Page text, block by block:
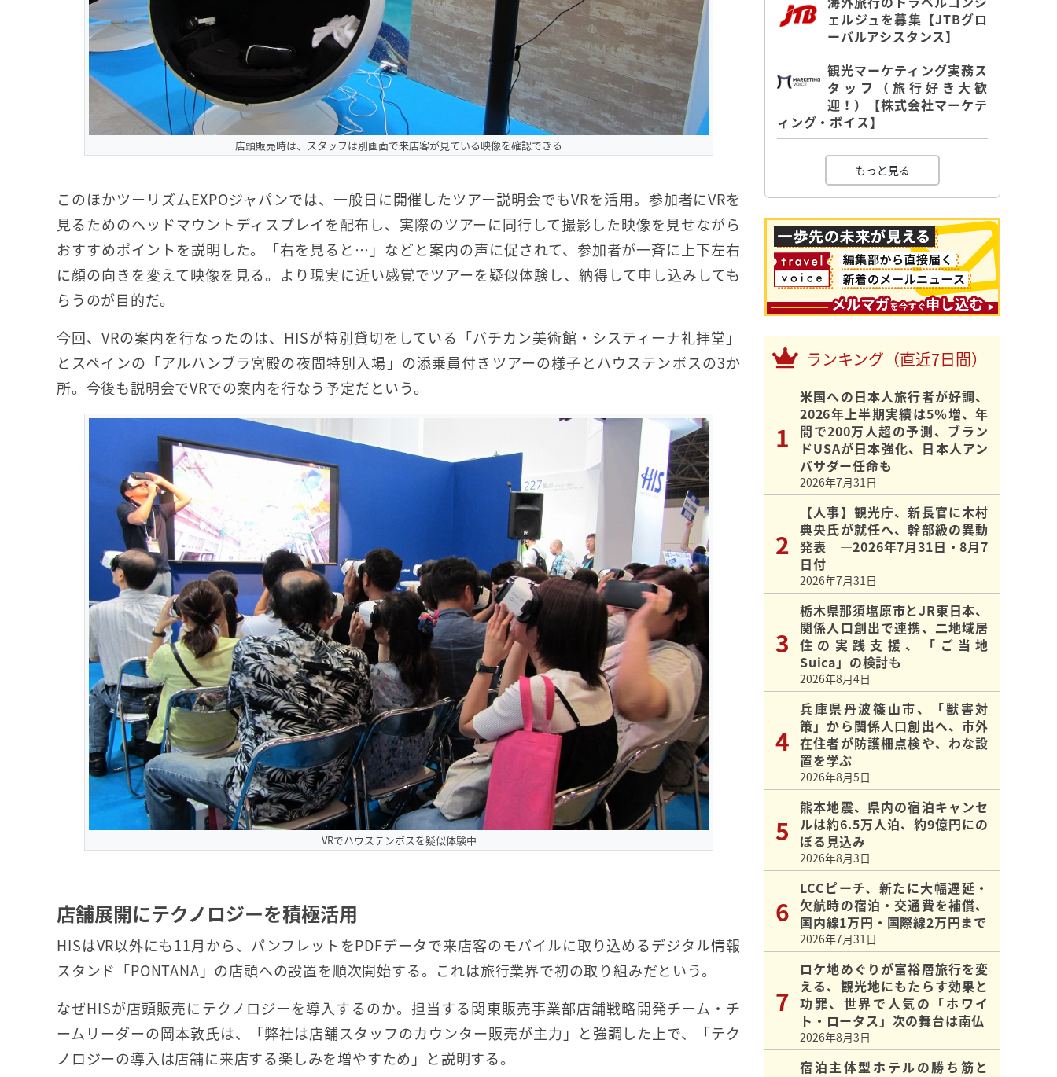
店頭販売時は、スタッフは別画面で来店客が見ている映像を確認できる
このほかツーリズムEXPOジャパンでは、一般日に開催したツアー説明会でもVRを活用。参加者にVRを
見るためのヘッドマウントディスプレイを配布し、実際のツアーに同行して撮影した映像を見せながら
おすすめポイントを説明した。「右を見ると…」などと案内の声に促されて、参加者が一斉に上下左右
に顔の向きを変えて映像を見る。より現実に近い感覚でツアーを疑似体験し、納得して申し込みしても
らうのが目的だ。
今回、VRの案内を行なったのは、HISが特別貸切をしている「バチカン美術館・システィーナ礼拝堂」
とスペインの「アルハンブラ宮殿の夜間特別入場」の添乗員付きツアーの様子とハウステンボスの3か
所。今後も説明会でVRでの案内を行なう予定だという。
VRでハウステンボスを疑似体験中
店舗展開にテクノロジーを積極活用
HISはVR以外にも11月から、パンフレットをPDFデータで来店客のモバイルに取り込めるデジタル情報
スタンド「PONTANA」の店頭への設置を順次開始する。これは旅行業界で初の取り組みだという。
なぜHISが店頭販売にテクノロジーを導入するのか。担当する関東販売事業部店舗戦略開発チーム・チ
ームリーダーの岡本敦氏は、「弊社は店舗スタッフのカウンター販売が主力」と強調した上で、「テク
ノロジーの導入は店舗に来店する楽しみを増やすため」と説明する。
ェルジュを募集【JTBグロ
ーバルアシスタンス】
観光マーケティング実務ス
タッフ（旅行好き大歓
迎！）【株式会社マーケテ
ィング・ボイス】
もっと見る
ランキング（直近7日間）
米国への日本人旅行者が好調、
2026年上半期実績は5％増、年
間で200万人超の予測、ブラン
ドUSAが日本強化、日本人アン
バサダー任命も
2026年7月31日
【人事】観光庁、新長官に木村
典央氏が就任へ、幹部級の異動
発表 ―2026年7月31日・8月7
日付
2026年7月31日
栃木県那須塩原市とJR東日本、
関係人口創出で連携、二地域居
住の実践支援、「ご当地
Suica」の検討も
2026年8月4日
兵庫県丹波篠山市、「獣害対
策」から関係人口創出へ、市外
在住者が防護柵点検や、わな設
置を学ぶ
2026年8月5日
熊本地震、県内の宿泊キャンセ
ルは約6.5万人泊、約9億円にの
ぼる見込み
2026年8月3日
LCCピーチ、新たに大幅遅延・
欠航時の宿泊・交通費を補償、
国内線1万円・国際線2万円まで
2026年7月31日
ロケ地めぐりが富裕層旅行を変
える、観光地にもたらす効果と
功罪、世界で人気の「ホワイ
ト・ロータス」次の舞台は南仏
2026年8月3日
宿泊主体型ホテルの勝ち筋と